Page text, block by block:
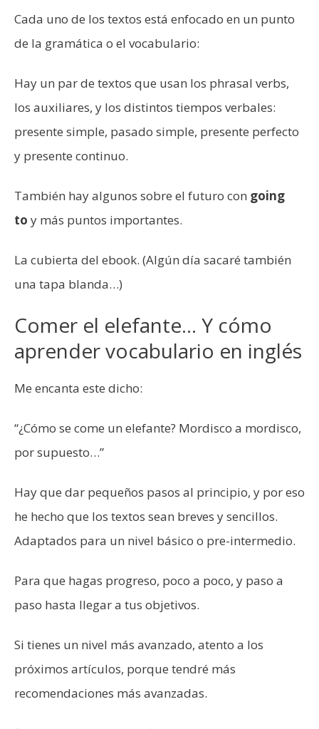
Cada uno de los textos está enfocado en un punto
de la gramática o el vocabulario:
Hay un par de textos que usan los phrasal verbs,
los auxiliares, y los distintos tiempos verbales:
presente simple, pasado simple, presente perfecto
y presente continuo.
También hay algunos sobre el futuro con going
to y más puntos importantes.
La cubierta del ebook. (Algún día sacaré también
una tapa blanda…)
Comer el elefante… Y cómo
aprender vocabulario en inglés
Me encanta este dicho:
“¿Cómo se come un elefante? Mordisco a mordisco,
por supuesto…”
Hay que dar pequeños pasos al principio, y por eso
he hecho que los textos sean breves y sencillos.
Adaptados para un nivel básico o pre-intermedio.
Para que hagas progreso, poco a poco, y paso a
paso hasta llegar a tus objetivos.
Si tienes un nivel más avanzado, atento a los
próximos artículos, porque tendré más
recomendaciones más avanzadas.